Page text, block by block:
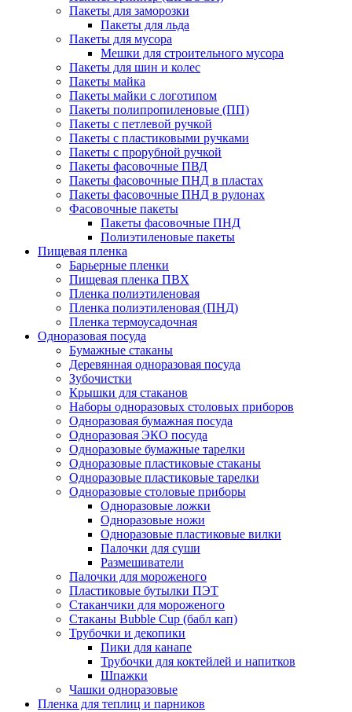
Пакеты для заморозки
Пакеты для льда
Пакеты для мусора
Мешки для строительного мусора
Пакеты для шин и колес
Пакеты майка
Пакеты майки с логотипом
Пакеты полипропиленовые (ПП)
Пакеты с петлевой ручкой
Пакеты с пластиковыми ручками
Пакеты с прорубной ручкой
Пакеты фасовочные ПВД
Пакеты фасовочные ПНД в пластах
Пакеты фасовочные ПНД в рулонах
Фасовочные пакеты
Пакеты фасовочные ПНД
Полиэтиленовые пакеты
Пищевая пленка
Барьерные пленки
Пищевая пленка ПВХ
Пленка полиэтиленовая
Пленка полиэтиленовая (ПНД)
Пленка термоусадочная
Одноразовая посуда
Бумажные стаканы
Деревянная одноразовая посуда
Зубочистки
Крышки для стаканов
Наборы одноразовых столовых приборов
Одноразовая бумажная посуда
Одноразовая ЭКО посуда
Одноразовые бумажные тарелки
Одноразовые пластиковые стаканы
Одноразовые пластиковые тарелки
Одноразовые столовые приборы
Одноразовые ложки
Одноразовые ножи
Одноразовые пластиковые вилки
Палочки для суши
Размешиватели
Палочки для мороженого
Пластиковые бутылки ПЭТ
Стаканчики для мороженого
Стаканы Bubble Cup (бабл кап)
Трубочки и декопики
Пики для канапе
Трубочки для коктейлей и напитков
Шпажки
Чашки одноразовые
Пленка для теплиц и парников